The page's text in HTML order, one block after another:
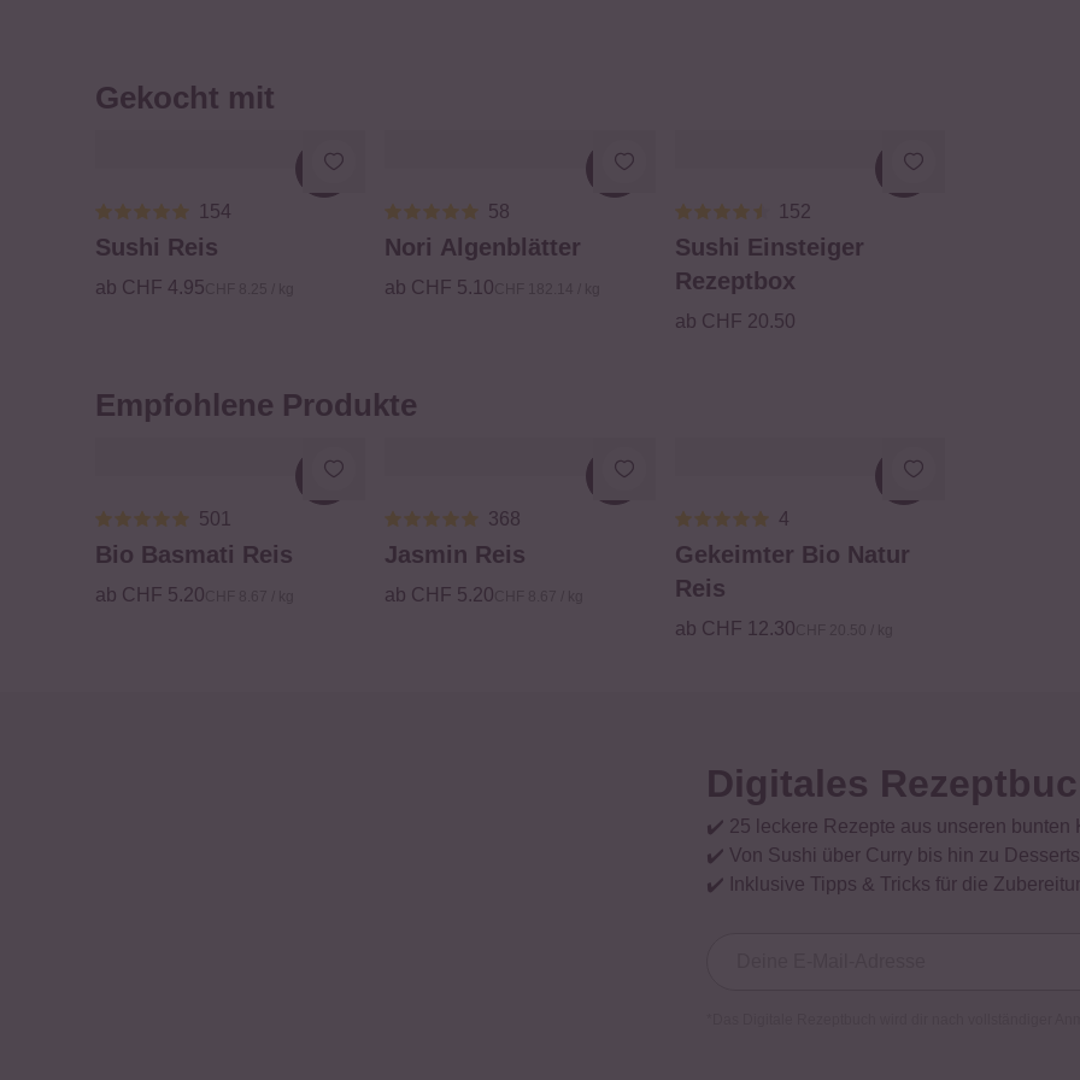
Gekocht mit
154
Sushi Reis
ab CHF 4.95
58
Nori Algenblätter
ab CHF 5.10
152
Sushi Einsteiger
Rezeptbox
ab CHF 20.50
Empfohlene Produkte
501
Bio Basmati Reis
ab CHF 5.20
368
Jasmin Reis
ab CHF 5.20
4
Gekeimter Bio Natur
Reis
ab CHF 12.30
Digitales
✔️ 25 leckere Rezepte aus unseren bunten
✔️ Von Sushi über Curry bis hin zu Desserts
✔️ Inklusive Tipps & Tricks für die